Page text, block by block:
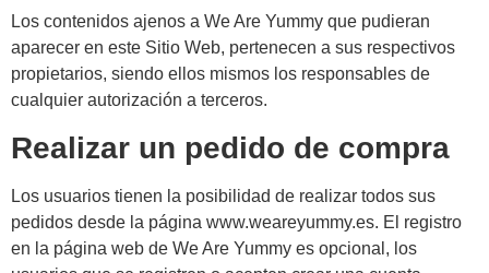
Los contenidos ajenos a We Are Yummy que pudieran
aparecer en este Sitio Web, pertenecen a sus respectivos
propietarios, siendo ellos mismos los responsables de
cualquier autorización a terceros.
Realizar un pedido de compra
Los usuarios tienen la posibilidad de realizar todos sus
pedidos desde la página www.weareyummy.es. El registro
en la página web de We Are Yummy es opcional, los